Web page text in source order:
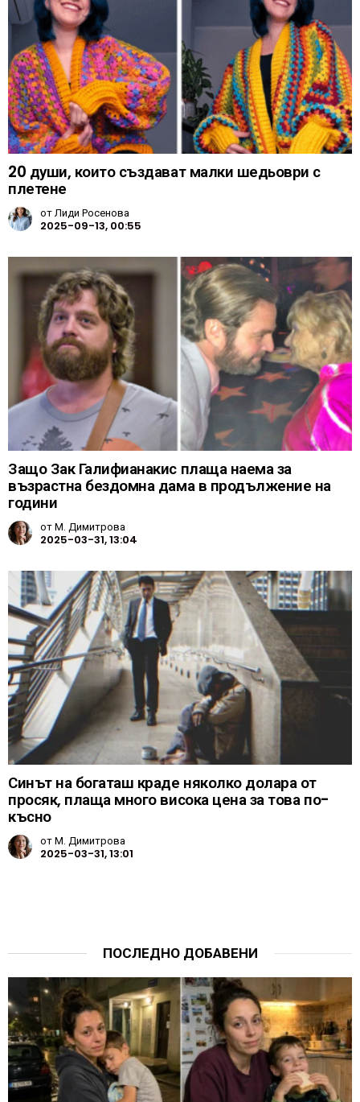
20 души, които създават малки шедьоври с
плетене
отЛиди Росенова
2025-09-13, 00:55
Защо Зак Галифианакис плаща наема за
възрастна бездомна дама в продължение на
години
отМ. Димитрова
2025-03-31, 13:04
Синът на богаташ краде няколко долара от
просяк, плаща много висока цена за това по-
късно
отМ. Димитрова
2025-03-31, 13:01
ПОСЛЕДНО ДОБАВЕНИ